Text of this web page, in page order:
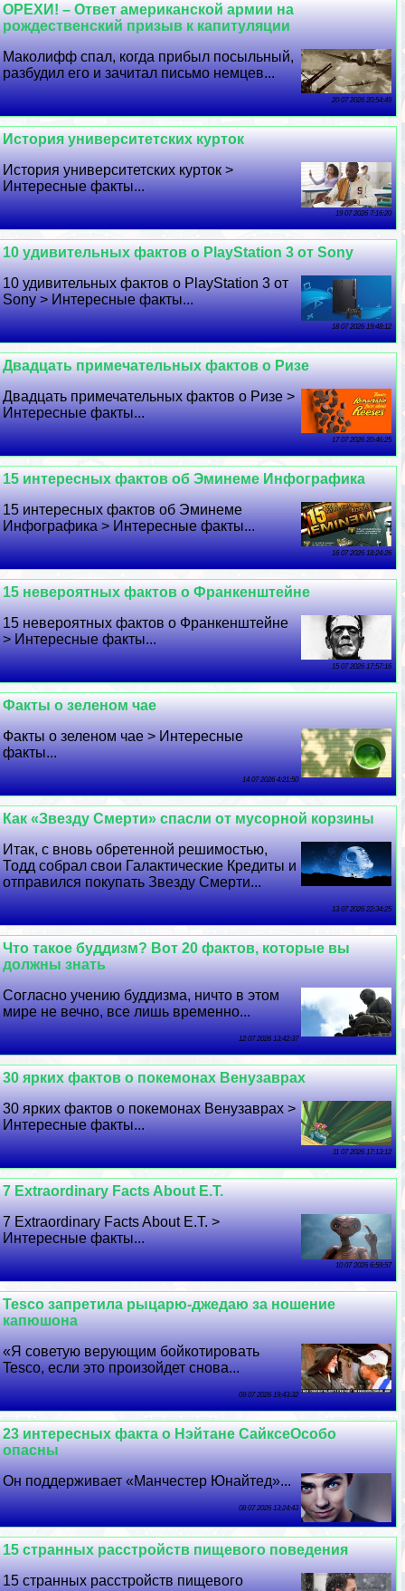
ОРЕХИ! – Ответ американской армии на
рождественский призыв к капитуляции
Маколифф спал, когда прибыл посыльный,
разбудил его и зачитал письмо немцев...
20 07 2026 20:54:49
История университетских курток
История университетских курток >
Интересные факты...
19 07 2026 7:16:20
10 удивительных фактов о PlayStation 3 от Sony
10 удивительных фактов о PlayStation 3 от
Sony > Интересные факты...
18 07 2026 19:48:12
Двадцать примечательных фактов о Ризе
Двадцать примечательных фактов о Ризе >
Интересные факты...
17 07 2026 20:46:25
15 интересных фактов об Эминеме Инфографика
15 интересных фактов об Эминеме
Инфографика > Интересные факты...
16 07 2026 18:24:26
15 невероятных фактов о Франкенштейне
15 невероятных фактов о Франкенштейне
> Интересные факты...
15 07 2026 17:57:16
Факты о зеленом чае
Факты о зеленом чае > Интересные
факты...
14 07 2026 4:21:50
Как «Звезду Cмepти» спасли от мусорной корзины
Итак, с вновь обретенной решимостью,
Тодд собрал свои Галактические Кредиты и
отправился покупать Звезду Cмepти...
13 07 2026 22:34:25
Что такое буддизм? Вот 20 фактов, которые вы
должны знать
Согласно учению буддизма, ничто в этом
мире не вечно, все лишь временно...
12 07 2026 13:42:37
30 ярких фактов о покемонах Венузаврах
30 ярких фактов о покемонах Венузаврах >
Интересные факты...
11 07 2026 17:13:12
7 Extraordinary Facts About E.T.
7 Extraordinary Facts About E.T. >
Интересные факты...
10 07 2026 6:59:57
Tesco запретила рыцарю-джедаю за ношение
капюшона
«Я советую верующим бойкотировать
Tesco, если это произойдет снова...
09 07 2026 19:43:32
23 интересных факта о Нэйтане СайксеОсобо
опасны
Он поддерживает «Манчестер Юнайтед»...
08 07 2026 13:24:43
15 странных расстройств пищевого поведения
15 странных расстройств пищевого